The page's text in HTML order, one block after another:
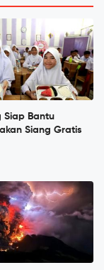
Siap Bantu
Siang Gratis